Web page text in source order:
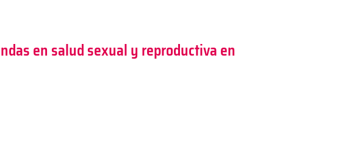
en salud sexual y reproductiva en